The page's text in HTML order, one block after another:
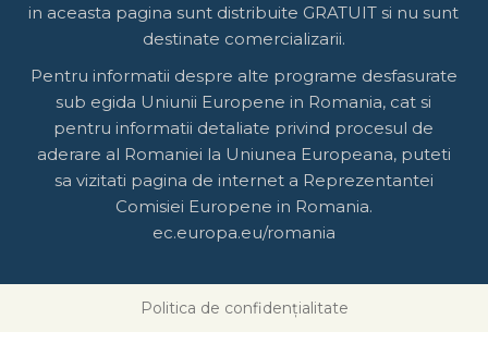
in aceasta pagina sunt distribuite GRATUIT si nu sunt
destinate comercializarii.
Pentru informatii despre alte programe desfasurate
sub egida Uniunii Europene in Romania, cat si
pentru informatii detaliate privind procesul de
aderare al Romaniei la Uniunea Europeana, puteti
sa vizitati pagina de internet a Reprezentantei
Comisiei Europene in Romania.
ec.europa.eu/romania
Politica de confidențialitate